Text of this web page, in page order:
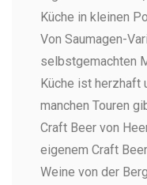
Küche in kleinen
Von Saumagen-
selbstgemachten
Küche ist herzhaft
manchen Touren
Craft Beer von
eigenem Craft
Weine von der